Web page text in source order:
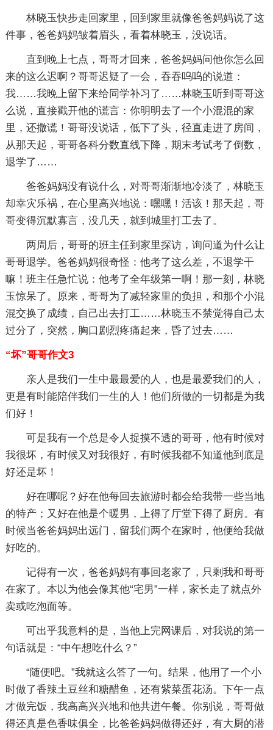
林晓玉快步走回家里，回到家里就像爸爸妈妈说了这
件事，爸爸妈妈皱着眉头，看着林晓玉，没说话。
直到晚上七点，哥哥才回来，爸爸妈妈问他你怎么回
来的这么迟啊？哥哥迟疑了一会，吞吞呜呜的说道：
我……我晚上留下来给同学补习了……林晓玉听到哥哥这
么说，直接戳开他的谎言：你明明去了一个小混混的家
里，还撒谎！哥哥没说话，低下了头，径直走进了房间，
从那天起，哥哥各科分数直线下降，期末考试考了倒数，
退学了……
爸爸妈妈没有说什么，对哥哥渐渐地冷淡了，林晓玉
却幸灾乐祸，在心里高兴地说：嘿嘿！活该！那天起，哥
哥变得沉默寡言，没几天，就到城里打工去了。
两周后，哥哥的班主任到家里探访，询问道为什么让
哥哥退学。爸爸妈妈很奇怪：他考了这么差，不退学干
嘛！班主任急忙说：他考了全年级第一啊！那一刻，林晓
玉惊呆了。原来，哥哥为了减轻家里的负担，和那个小混
混交换了成绩，自己出去打工……林晓玉不禁觉得自己太
过分了，突然，胸口剧烈疼痛起来，昏了过去……
“坏”哥哥作文3
亲人是我们一生中最最爱的人，也是最爱我们的人，
更是有时能陪伴我们一生的人！他们所做的一切都是为我
们好！
可是我有一个总是令人捉摸不透的哥哥，他有时候对
我很坏，有时候又对我很好，有时候我都不知道他到底是
好还是坏！
好在哪呢？好在他每回去旅游时都会给我带一些当地
的特产；又好在他是个暖男，上得了厅堂下得了厨房。有
时候当爸爸妈妈出远门，留我们两个在家时，他便给我做
好吃的。
记得有一次，爸爸妈妈有事回老家了，只剩我和哥哥
在家了。本以为他会像其他“宅男”一样，家长走了就点外
卖或吃泡面等。
可出乎我意料的是，当他上完网课后，对我说的第一
句话就是：“中午想吃什么？”
“随便吧。”我就这么答了一句。结果，他用了一个小
时做了香辣土豆丝和糖醋鱼，还有紫菜蛋花汤。下午一点
才做完饭，我高高兴兴地和他共进午餐。你别说，哥哥做
得还真是色香味俱全，比爸爸妈妈做得还好，有大厨的潜